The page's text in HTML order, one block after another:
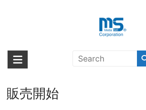
海外輸入ブランド商
海外事業部が取り揃えている海外輸入商品に
ランド」をはじめ「ユニークな商品」「機能
自撮り棒『miggo
販売開始